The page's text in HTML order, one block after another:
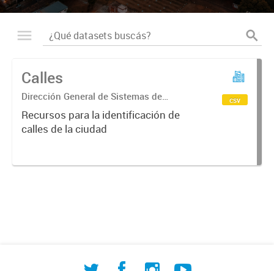
Calles
Dirección General de Sistemas de
Información Geográfica
Recursos para la identificación de
calles de la ciudad
csv